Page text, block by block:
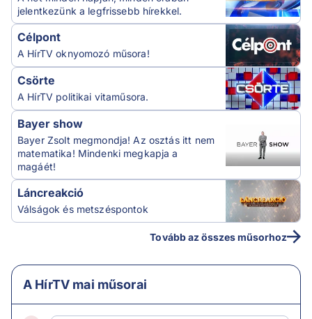
jelentkezünk a legfrissebb hírekkel.
Célpont
A HírTV oknyomozó műsora!
Csörte
A HírTV politikai vitaműsora.
Bayer show
Bayer Zsolt megmondja! Az osztás itt nem
matematika! Mindenki megkapja a
magáét!
Láncreakció
Válságok és metszéspontok
Tovább az összes műsorhoz
A HírTV mai műsorai